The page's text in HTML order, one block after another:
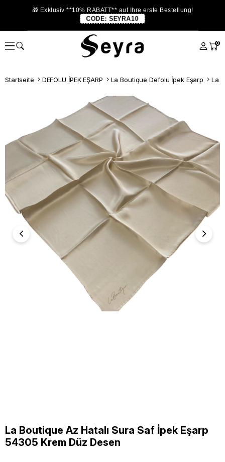
🎁 Exklusiv **10% RABATT** auf Ihre erste Bestellung!
CODE: SEYRA10
0
Startseite DEFOLU İPEK EŞARP La Boutique Defolu İpek Eşarp
La Boutique Az Hatalı Sura Saf İpek Eşarp
54305 Krem Düz Desen